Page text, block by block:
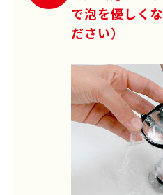
で泡を優しく
ださい）